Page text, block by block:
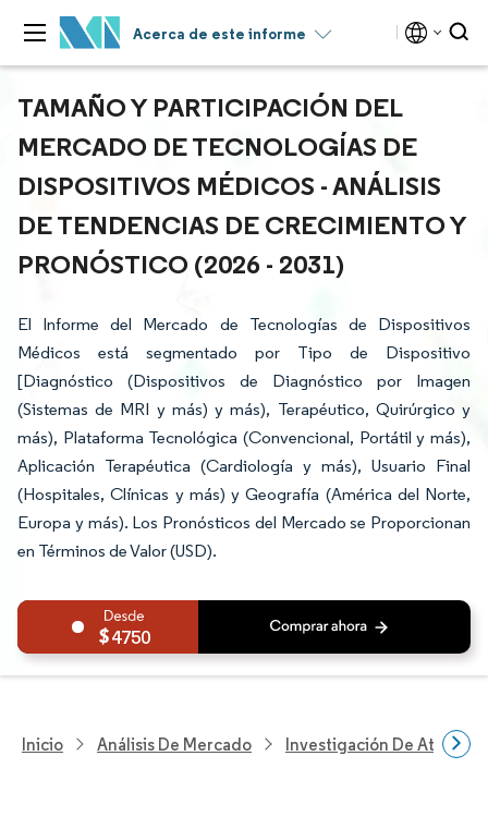
Acerca de este informe
TAMAÑO Y PARTICIPACIÓN DEL
MERCADO DE TECNOLOGÍAS DE
DISPOSITIVOS MÉDICOS - ANÁLISIS
DE TENDENCIAS DE CRECIMIENTO Y
PRONÓSTICO (2026 - 2031)
El Informe del Mercado de Tecnologías de Dispositivos
Médicos está segmentado por Tipo de Dispositivo
[Diagnóstico (Dispositivos de Diagnóstico por Imagen
(Sistemas de MRI y más) y más), Terapéutico, Quirúrgico y
más), Plataforma Tecnológica (Convencional, Portátil y más),
Aplicación Terapéutica (Cardiología y más), Usuario Final
(Hospitales, Clínicas y más) y Geografía (América del Norte,
Europa y más). Los Pronósticos del Mercado se Proporcionan
en Términos de Valor (USD).
4750
Inicio Análisis De Mercado Investigación De